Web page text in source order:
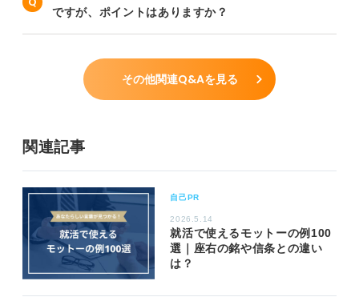
ですが、ポイントはありますか？
その他関連Q&Aを見る
関連記事
自己PR
2026.5.14
就活で使えるモットーの例100
選｜座右の銘や信条との違い
は？